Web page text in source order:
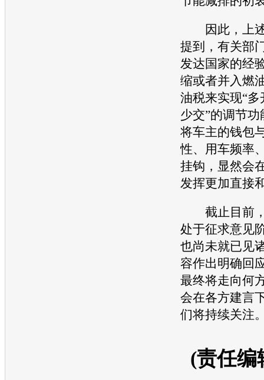
因此，上述
提到，有关部
发达国家的经
缩或者并入燃
油税来实现“
少交”的调节
将车主的钱包
性、用车频率
挂钩，显然会
发挥更加直接
截止目前，
处于征求意见
也尚未就已见
容作出明确回
最终将走向何
会在各方建言
们将持续关注
(责任编